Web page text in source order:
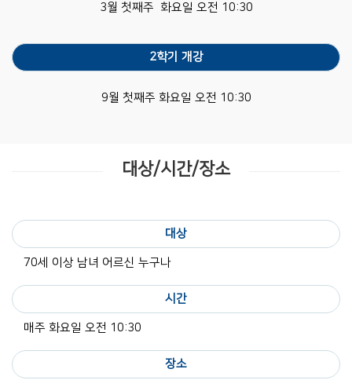
3월 첫째주 화요일 오전 10:30
2학기 개강
9월 첫째주 화요일 오전 10:30
대상/시간/장소
대상
70세 이상 남녀 어르신 누구나
시간
매주 화요일 오전 10:30
장소